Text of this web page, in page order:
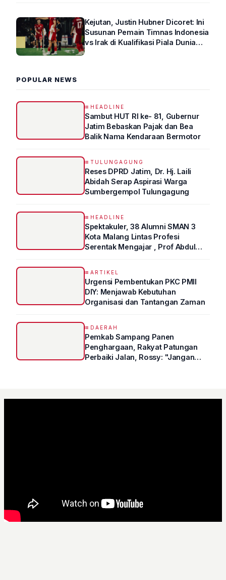
Kejutan, Justin Hubner Dicoret: Ini
Susunan Pemain Timnas Indonesia
vs Irak di Kualifikasi Piala Dunia
POPULAR NEWS
HEADLINE
Sambut HUT RI ke- 81, Gubernur
Jatim Bebaskan Pajak dan Bea
Balik Nama Kendaraan Bermotor
TULUNGAGUNG
Reses DPRD Jatim, Dr. Hj. Laili
Abidah Serap Aspirasi Warga
Sumbergempol Tulungagung
HEADLINE
Spektakuler, 38 Alumni SMAN 3
Kota Malang Lintas Profesi
Serentak Mengajar , Prof Abdul
ARTIKEL
Urgensi Pembentukan PKC PMII
DIY: Menjawab Kebutuhan
Organisasi dan Tantangan Zaman
DAERAH
Pemkab Sampang Panen
Penghargaan, Rakyat Patungan
Perbaiki Jalan, Rossy: "Jangan